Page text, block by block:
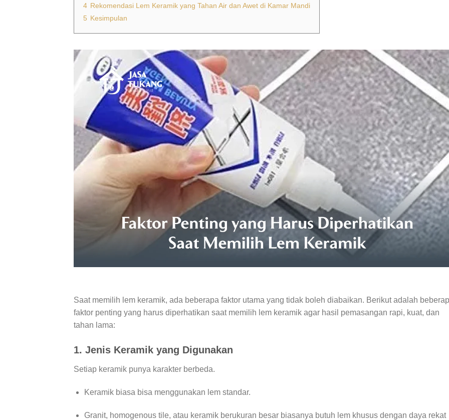
4 Rekomendasi Lem Keramik yang Tahan Air dan Awet di Kamar Mandi
5 Kesimpulan
Saat memilih lem keramik, ada beberapa faktor utama yang tidak boleh diabaikan. Berikut adalah
faktor penting yang harus diperhatikan saat memilih lem keramik agar hasil pemasangan rapi, kuat, dan
tahan lama:
1. Jenis Keramik yang Digunakan
Setiap keramik punya karakter berbeda.
Keramik biasa bisa menggunakan lem standar.
Granit, homogenous tile, atau keramik berukuran besar biasanya butuh lem khusus dengan daya rekat